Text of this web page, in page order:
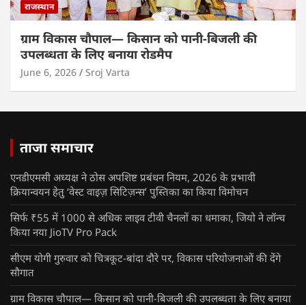
राजस्थान
ग्राम विकास चौपाल— किसान को पानी-बिजली की
उपलब्धता के लिए बनाया रोडमैप
June 6, 2026 Sroj Varta
ताजा समाचार
एनडीएमसी अध्यक्ष ने ठोस अपशिष्ट प्रबंधन नियम, 2026 के प्रभावी
क्रियान्वयन हेतु ‘वेस्ट वाइज़ सिटिज़न्स’ पुस्तिका का किया विमोचन
सिर्फ ₹55 में 1000 से अधिक लाइव टीवी चैनलों का धमाका, जियो ने लॉन्च
किया नया JioTV Pro Pack
सीएम योगी गुरुवार को चित्रकूट-बांदा दौरे पर, विकास परियोजनाओं की देंगे
सौगात
ग्राम विकास चौपाल— किसान को पानी-बिजली की उपलब्धता के लिए बनाया